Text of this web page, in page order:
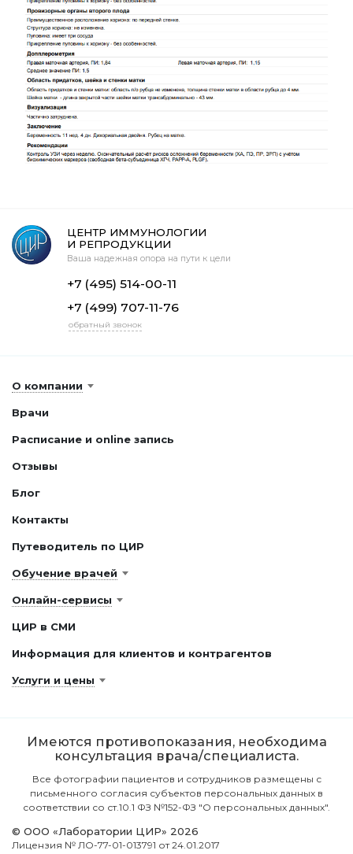
ЦЕНТР ИММУНОЛОГИИ
И РЕПРОДУКЦИИ
Ваша надежная опора на пути к цели
+7 (495) 514-00-11
+7 (499) 707-11-76
обратный звонок
О компании
Врачи
Расписание и online запись
Отзывы
Блог
Контакты
Путеводитель по ЦИР
Обучение врачей
Онлайн-сервисы
ЦИР в СМИ
Информация для клиентов и контрагентов
Услуги и цены
Имеются противопоказания, необходима
консультация врача/специалиста.
Все фотографии пациентов и сотрудников размещены с
письменного согласия субъектов персональных данных в
соответствии со ст.10.1 ФЗ №152-ФЗ "О персональных данных".
© ООО «Лаборатории ЦИР» 2026
Лицензия № ЛО-77-01-013791 от 24.01.2017